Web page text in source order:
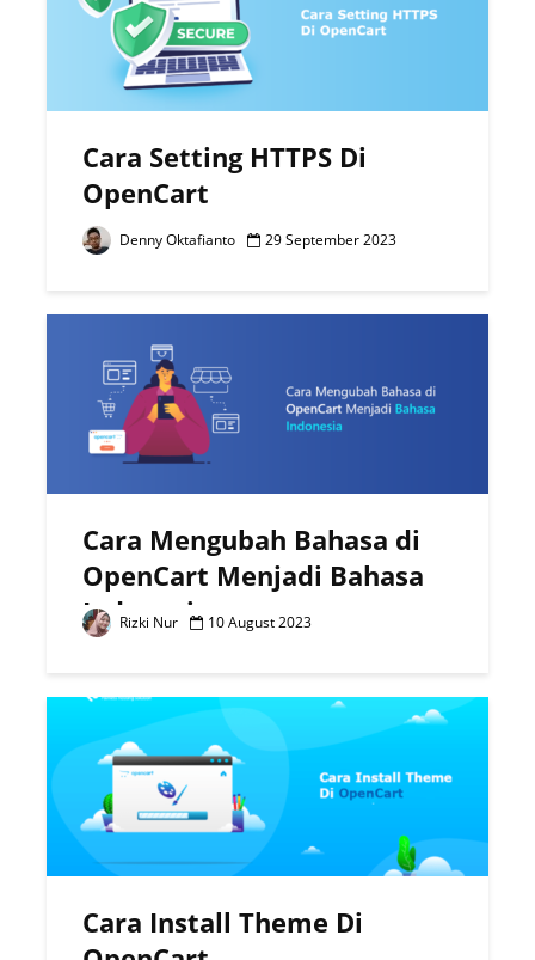
Cara Setting HTTPS Di
OpenCart
Denny Oktafianto 29 September 2023
Cara Mengubah Bahasa di
OpenCart Menjadi Bahasa
Indonesia
Rizki Nur 10 August 2023
Cara Install Theme Di